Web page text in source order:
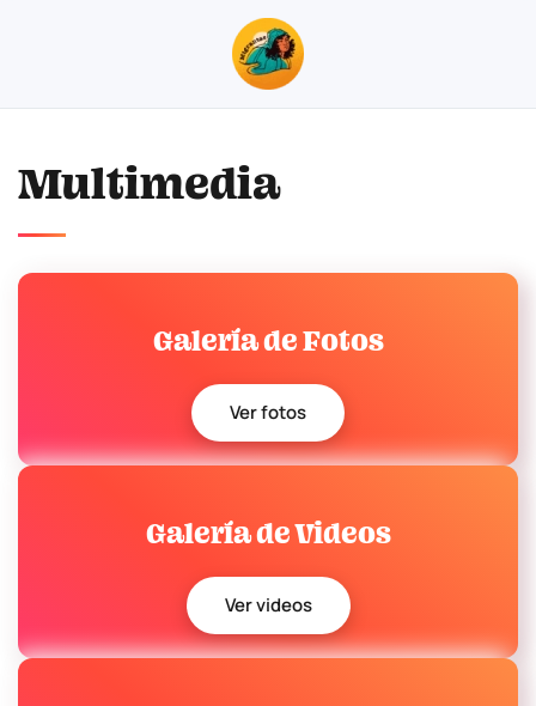
Skip to main content
Multimedia
Galería de Fotos
Ver fotos
Galería de Videos
Ver videos